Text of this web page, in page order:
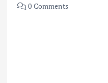
0 Comments